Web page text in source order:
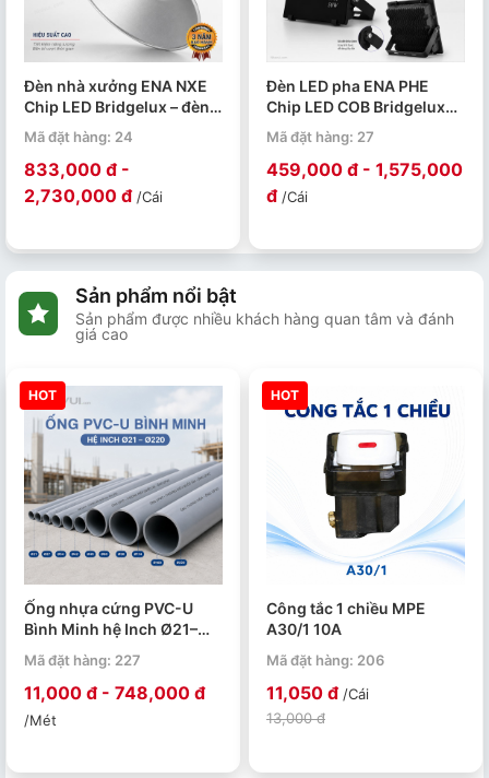
Đèn nhà xưởng ENA NXE
Chip LED Bridgelux – đèn
LED Highbay 50W đến
250W
Mã đặt hàng: 24
833,000 đ -
2,730,000 đ /Cái
Đèn LED pha ENA PHE
Chip LED COB Bridgelux
50W 100W 150W 200W
Mã đặt hàng: 27
459,000 đ - 1,575,000
đ /Cái
Sản phẩm nổi bật
Sản phẩm được nhiều khách hàng quan tâm và đánh
giá cao
HOT
Ống nhựa cứng PVC-U
Bình Minh hệ Inch Ø21–
4m/ 1 ống.
Mã đặt hàng: 227
11,000 đ - 748,000 đ
/Mét
HOT
Công tắc 1 chiều MPE
A30/1 10A
Mã đặt hàng: 206
11,050 đ /Cái
13,000 đ